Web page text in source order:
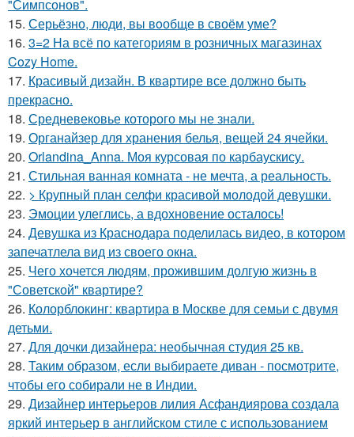
"Симпсонов".
15. Серьёзно, люди, вы вoобще в своём уме?
16. 3=2 На всё по категориям в розничных магазинах
Cozy Home.
17. Красивый дизайн. В квартире все должно быть
прекрасно.
18. Средневековье которого мы не знали.
19. Органайзер для хранения белья, вещей 24 ячейки.
20. Orlandina_Anna. Моя курсовая по карбаускису.
21. Стильная ванная комната - не мечта, а реальность.
22. > Крупный план селфи красивой молодой девушки.
23. Эмоции улеглись, а вдохновение осталось!
24. Девушка из Краснодара поделилась видео, в котором
запечатлела вид из своего окна.
25. Чего хочется людям, прожившим долгую жизнь в
"Советской" квартире?
26. Колорблокинг: квартира в Москве для семьи с двумя
детьми.
27. Для дочки дизайнера: необычная студия 25 кв.
28. Таким образом, если выбираете диван - посмотрите,
чтобы его собирали не в Индии.
29. Дизайнер интерьеров лилия Асфандиярова создала
яркий интерьер в английском стиле с использованием